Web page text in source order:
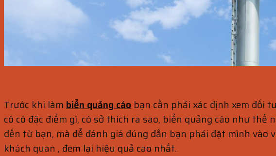
Trước khi làm biển quảng cáo bạn cần phải xác định xem đối
có có đặc điểm gì, có sở thích ra sao, biển quảng cáo như
đến từ bạn, mà để đánh giá đúng đắn bạn phải đặt mình
khách quan , đem lại hiệu quả cao nhất.